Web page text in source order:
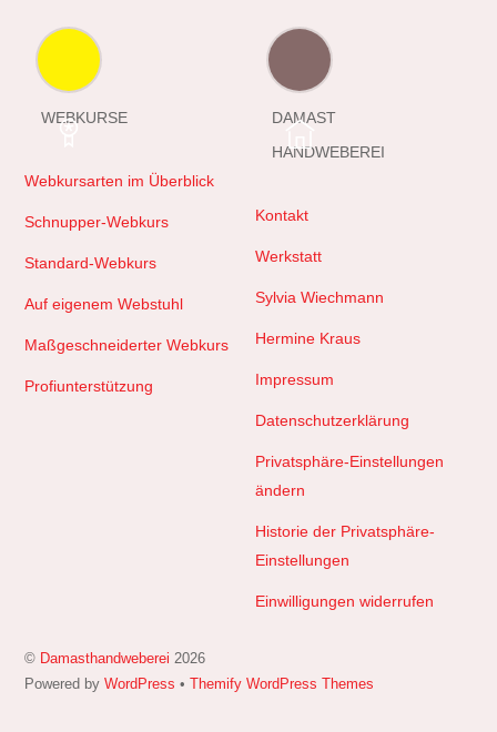
WEBKURSE
Webkursarten im Überblick
Schnupper-Webkurs
Standard-Webkurs
Auf eigenem Webstuhl
Maßgeschneiderter Webkurs
Profiunterstützung
DAMAST
HANDWEBEREI
Kontakt
Werkstatt
Sylvia Wiechmann
Hermine Kraus
Impressum
Datenschutzerklärung
Privatsphäre-Einstellungen
ändern
Historie der Privatsphäre-
Einstellungen
Einwilligungen widerrufen
© Damasthandweberei 2026
Powered byWordPress •Themify WordPress Themes